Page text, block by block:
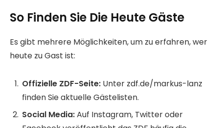
So Finden Sie Die Heute Gäste
Es gibt mehrere Möglichkeiten, um zu erfahren, wer
heute zu Gast ist:
Offizielle ZDF-Seite: Unter zdf.de/markus-lanz
finden Sie aktuelle Gästelisten.
Social Media:Auf Instagram, Twitter oder